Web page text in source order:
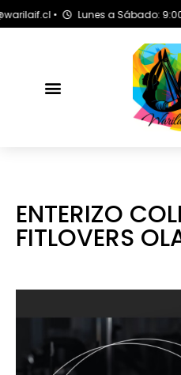
• Lunes a Sábado: 9:00 -
ENTERIZO
FITLOVERS